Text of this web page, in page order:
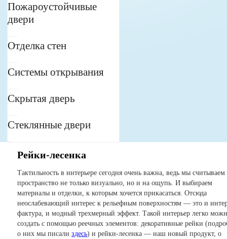
Пожароустойчивые
двери
Отделка стен
Системы открывания
Скрытая дверь
Стеклянные двери
Рейки-лесенка
Тактильность в интерьере сегодня очень важна, ведь мы считываем
пространство не только визуально, но и на ощупь. И выбираем
материалы и отделки, к которым хочется прикасаться. Отсюда
неослабевающий интерес к рельефным поверхностям — это и
фактура, и модный трехмерный эффект. Такой интерьер легко
создать с помощью реечных элементов: декоративные рейки
о них мы писали здесь) и рейки-лесенка — наш новый продукт, о